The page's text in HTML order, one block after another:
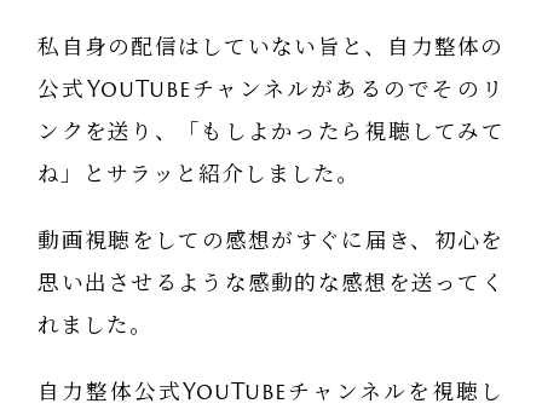
私自身の配信はしていない旨と、自力整体の
公式YouTubeチャンネルがあるのでそのリ
ンクを送り、「もしよかったら視聴してみて
ね」とサラッと紹介しました。
動画視聴をしての感想がすぐに届き、初心を
思い出させるような感動的な感想を送ってく
れました。
自力整体公式YouTubeチャンネルを視聴し